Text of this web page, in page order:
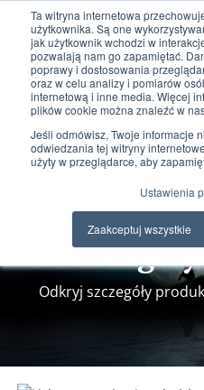
Ta witryna internetowa
użytkownika. Są one
jak użytkownik wchodzi w
pozwalają nam go zapamiętać.
poprawy i dostosowania
oraz w celu analizy i pomiarów
internetową i inne media. Więcej
plików cookie można znaleźć w
Jeśli odmówisz, Twoje informacje
odwiedzania tej witryny
użyty w przeglądarce, aby
Ustawienia
Zaakceptuj wszystkie
Odkryj szczegóły